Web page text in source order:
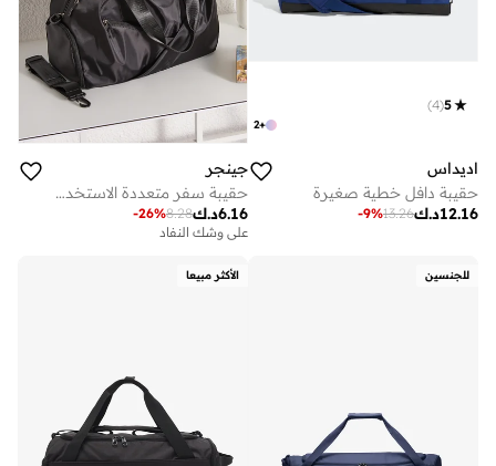
+
2
5
(
4
)
اديداس
حقيبة دافل خطية صغيرة
د.ك12.16
13.26
-9%
جينجر
حقيبة سفر متعددة الاستخدامات
د.ك6.16
8.28
-26%
على وشك النفاد
للجنسين الأكثر مبيعا